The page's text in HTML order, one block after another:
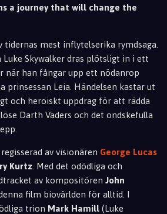
a journey that will change the
tidernas mest inflytelserika rymdsaga.
Luke Skywalker dras plötsligt in i ett
när han fångar upp ett nödanrop
prinsessan Leia. Händelsen kastar ut
och heroiskt uppdrag för att rädda
Darth Vaders och det ondskefulla
av visionären George Lucas
Kurtz . Med det odödliga och
av kompositören John
film biovärlden för alltid. I
trion Mark Hamill (Luke